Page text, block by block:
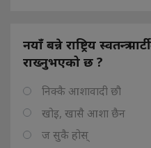
नयाँ बन्ने राष्ट्रिय स्वतन्त्र
राख्नुभएको छ ?
निक्कै आशावादी छौ
खोइ, खासै आशा छैन
ज सुकै होस्